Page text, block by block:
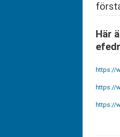
Här
https://
https://
https://